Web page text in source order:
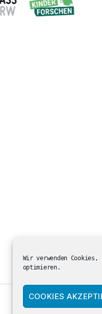
Wir verwenden
optimieren.
COOKIES